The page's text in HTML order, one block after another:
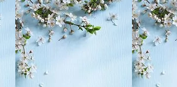
рост, экология, здоровье, воспитание,